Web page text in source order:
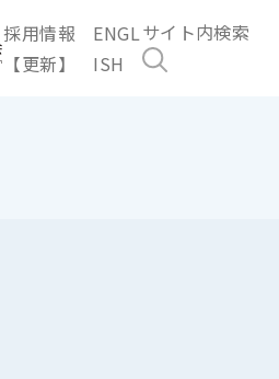
採用情報
【更新】
ENGL
ISH